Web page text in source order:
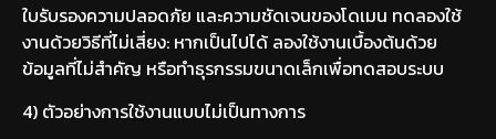
ใบรับรองความปลอดภัย และความชัดเจนของโดเมน ทดลองใช้
งานด้วยวิธีที่ไม่เสี่ยง: หากเป็นไปได้ ลองใช้งานเบื้องต้นด้วย
ข้อมูลที่ไม่สำคัญ หรือทำธุรกรรมขนาดเล็กเพื่อทดสอบระบบ
4) ตัวอย่างการใช้งานแบบไม่เป็นทางการ